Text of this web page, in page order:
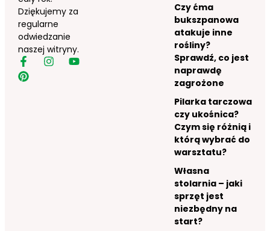
Dziękujemy za
regularne
odwiedzanie
naszej witryny.
Czy ćma
bukszpanowa
atakuje inne
rośliny?
Sprawdź, co jest
naprawdę
zagrożone
Pilarka tarczowa
czy ukośnica?
Czym się różnią i
którą wybrać do
warsztatu?
Własna
stolarnia – jaki
sprzęt jest
niezbędny na
start?